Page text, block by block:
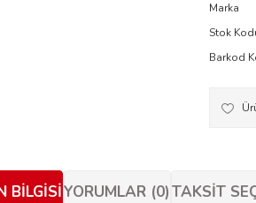
Marka
Stok
Barkod
BILGISIYORUMLAR (0)TAKSIT